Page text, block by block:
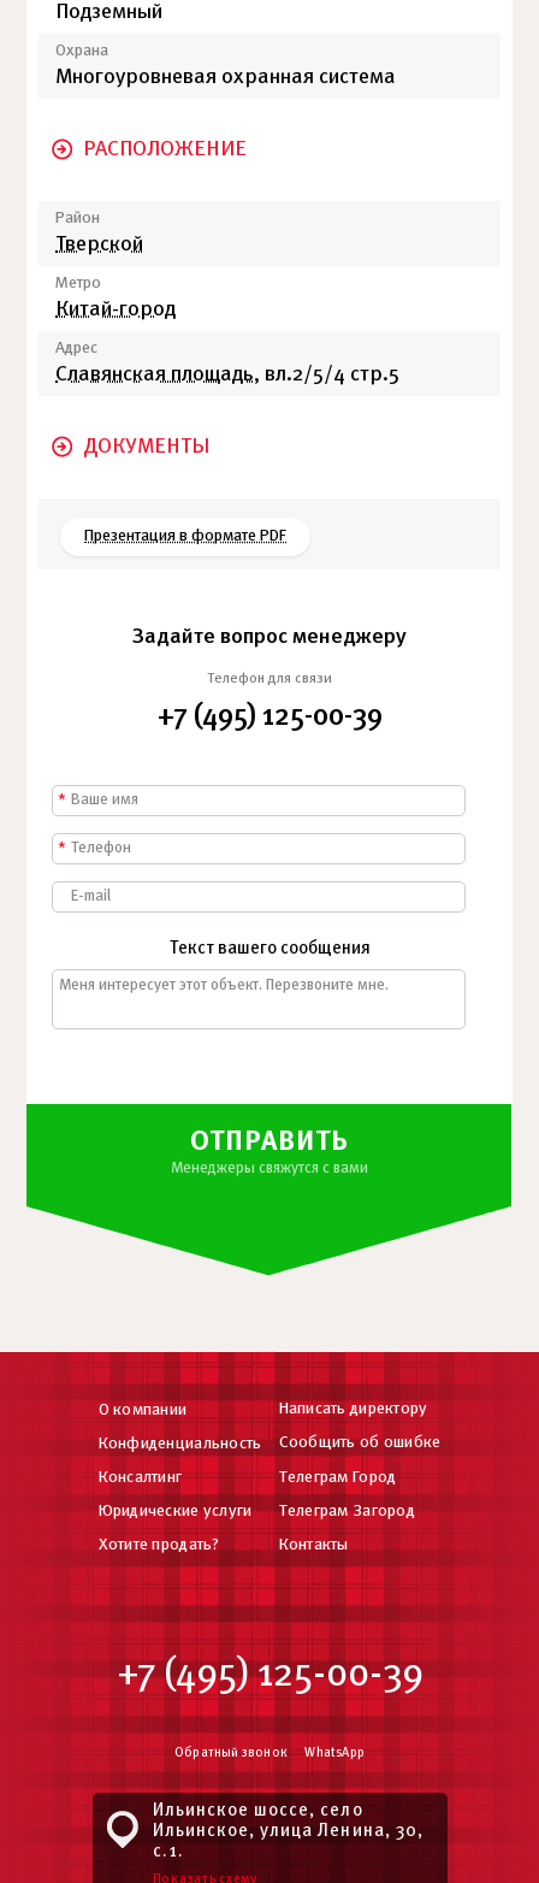
Подземный
Охрана
Многоуровневая охранная система
РАСПОЛОЖЕНИЕ
Район
Тверской
Метро
Китай-город
Адрес
Славянская площадь, вл.2/5/4 стр.5
ДОКУМЕНТЫ
Презентация в формате PDF
Задайте вопрос менеджеру
Телефон для связи
+7 (495) 125-00-39
*
*
Текст вашего сообщения
ОТПРАВИТЬ
Менеджеры свяжутся с вами
О компании
Конфиденциальность
Консалтинг
Юридические услуги
Хотите продать?
Написать директору
Сообщить об ошибке
Телеграм Город
Телеграм Загород
Контакты
+7 (495) 125-00-39
Обратный звонок WhatsApp
Ильинское шоссе, село
Ильинское, улица Ленина, 30,
с.1.
Показать схему